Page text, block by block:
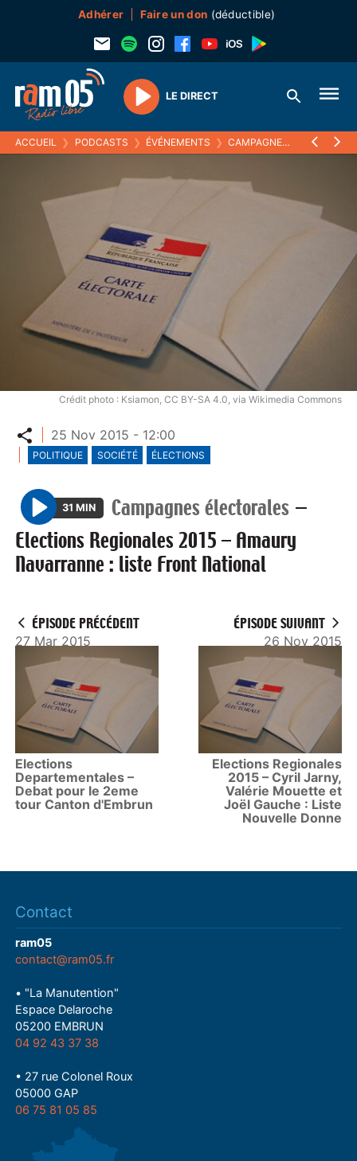
Adhérer Faire un don (déductible)
Play
LE DIRECT
ACCUEIL ❯ PODCASTS ❯ ÉVÉNEMENTS ❯ CAMPAGNES ÉLECTORALES
Crédit photo : Ksiamon, CC BY-SA 4.0, via Wikimedia Commons
Partager
25 Nov 2015 - 12:00
POLITIQUE SOCIÉTÉ ÉLECTIONS
P
l
a
31 MIN Campagnes électorales —
Elections Regionales 2015 – Amaury
Navarranne : liste Front National
ÉPISODE PRÉCÉDENT
27 Mar 2015
Elections
Departementales –
Debat pour le 2eme
tour Canton d'Embrun
ÉPISODE SUIVANT
26 Nov 2015
Elections Regionales
2015 – Cyril Jarny,
Valérie Mouette et
Joël Gauche : Liste
Nouvelle Donne
Contact
ram05
contact@ram05.fr
• "La Manutention"
Espace Delaroche
05200 EMBRUN
04 92 43 37 38
• 27 rue Colonel Roux
05000 GAP
06 75 81 05 85